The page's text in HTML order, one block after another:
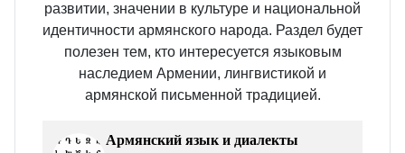
развитии, значении в культуре и национальной
идентичности армянского народа. Раздел будет
полезен тем, кто интересуется языковым
наследием Армении, лингвистикой и
армянской письменной традицией.
Армянский язык и диалекты